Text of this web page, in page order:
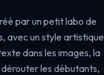
par un petit labo de
avec un style artistique
dans les images, la
les débutants,